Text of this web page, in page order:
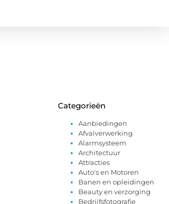
Categorieën
Aanbiedingen
Afvalverwerking
Alarmsysteem
Architectuur
Attracties
Auto's en Motoren
Banen en opleidingen
Beauty en verzorging
Bedrijfsfotografie